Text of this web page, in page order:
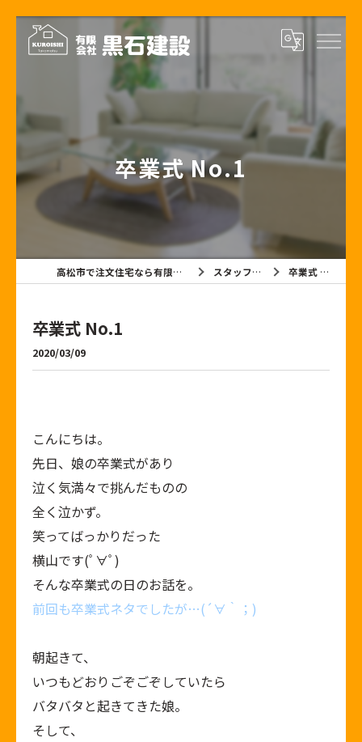
卒業式 No.1
高松市で注文住宅なら有限会社黒石建設 スタッフブログ 卒業式 No.1
卒業式 No.1
2020/03/09
こんにちは。
先日、娘の卒業式があり
泣く気満々で挑んだものの
全く泣かず。
笑ってばっかりだった
横山です(ﾟ∀ﾟ)
そんな卒業式の日のお話を。
前回も卒業式ネタでしたが…(´∀｀；)
朝起きて、
いつもどおりごぞごぞしていたら
バタバタと起きてきた娘。
そして、